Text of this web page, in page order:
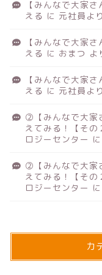
【みんなで大家
える に 元社員より
【みんなで大家
える に おまつ よ
【みんなで大家
える に 元社員より
②【みんなで大家
えてみる！【その
ロジーセンター に
②【みんなで大家
えてみる！【その
ロジーセンター に
カ